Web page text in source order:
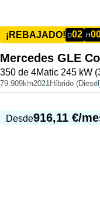
¡REBAJADO! D02 H
Mercedes GLE
350 de 4Matic 245 kW
79.909km2021Híbrido
Desde916,11 €/